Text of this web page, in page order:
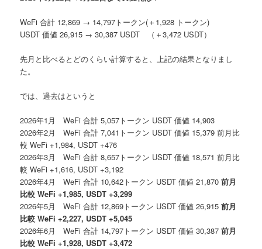
WeFi 合計 12,869 → 14,797トークン(＋1,928 トークン)
USDT 価値 26,915 → 30,387 USDT （＋3,472 USDT）
先月と比べるとどのくらい計算すると、上記の結果となりまし
た。
では、過去はというと
2026年1月 WeFi 合計 5,057トークン USDT 価値 14,903
2026年2月 WeFi 合計 7,041トークン USDT 価値 15,379前月比
較 WeFi +1,984, USDT +476
2026年3月 WeFi 合計 8,657トークン USDT 価値 18,571前月比
較 WeFi +1,616, USDT +3,192
2026年4月 WeFi 合計 10,642トークン USDT 価値 21,870前月
比較 WeFi +1,985, USDT +3,299
2026年5月 WeFi 合計 12,869トークン USDT 価値 26,915前月
比較 WeFi +2,227, USDT +5,045
2026年6月 WeFi 合計 14,797トークン USDT 価値 30,387前月
比較 WeFi +1,928, USDT +3,472